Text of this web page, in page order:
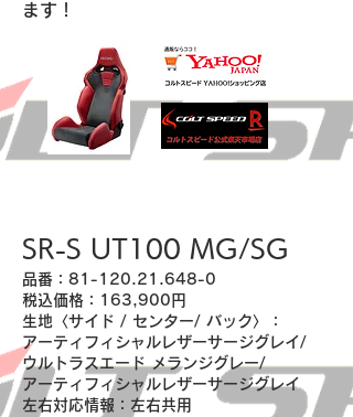
ます！
SR-S UT100 MG/SG
品番：81-120.21.648-0
税込価格：163,900円
生地〈サイド / センター/ バック〉：
アーティフィシャルレザーサージグレイ/
ウルトラスエード メランジグレー/
アーティフィシャルレザーサージグレイ
左右対応情報：左右共用